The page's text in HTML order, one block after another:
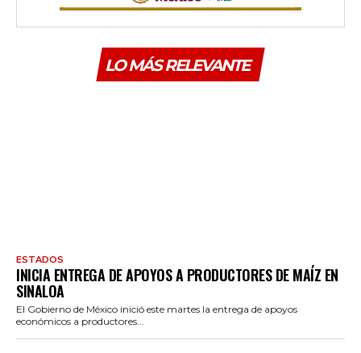
LO MÁS RELEVANTE
ESTADOS
INICIA ENTREGA DE APOYOS A PRODUCTORES DE MAÍZ EN
SINALOA
El Gobierno de México inició este martes la entrega de apoyos
económicos a productores...